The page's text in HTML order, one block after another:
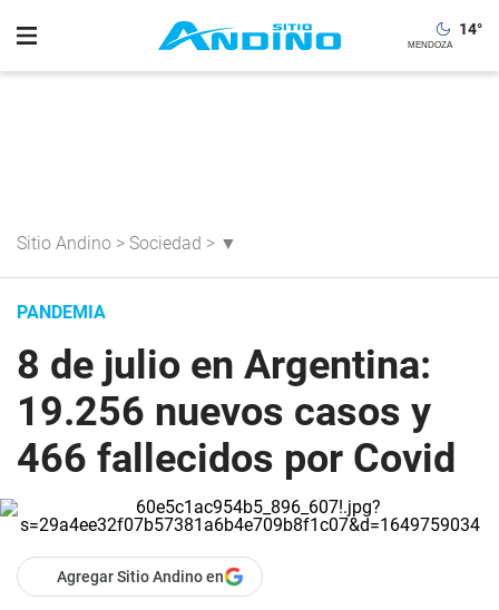
14°
Sitio Andino > Sociedad > ▼
PANDEMIA
8 de julio en Argentina:
19.256 nuevos casos y
466 fallecidos por Covid
Agregar Sitio Andino en